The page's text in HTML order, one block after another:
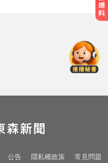
歸來 三菱
3公分嗎？小心
公告 隱私權政策 常見問題